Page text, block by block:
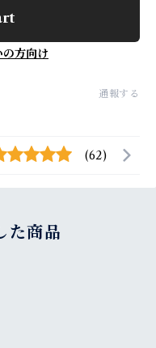
方向け
通報する
(62)
た商品